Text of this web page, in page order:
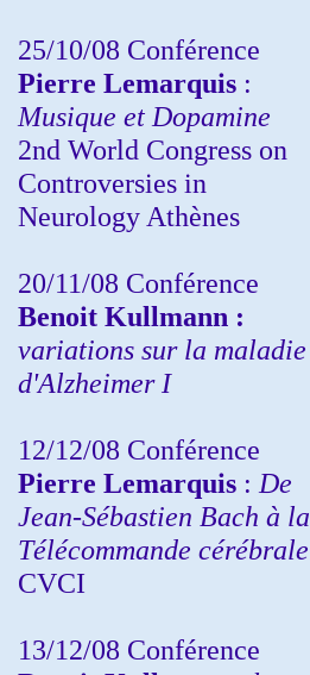
25/10/08 Conférence
Pierre Lemarquis :
Musique et Dopamine
2nd World Congress on
Controversies in
Neurology Athènes
20/11/08 Conférence
Benoit Kullmann :
variations sur la maladie
d'Alzheimer I
12/12/08 Conférence
Pierre Lemarquis : De
Jean-Sébastien Bach à la
Télécommande cérébrale
CVCI
13/12/08 Conférence